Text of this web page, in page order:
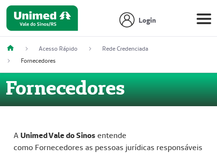
Login
Acesso Rápido
Rede Credenciada
Fornecedores
Fornecedores
A Unimed Vale do Sinosentende
como Fornecedores as pessoas jurídicas responsáveis